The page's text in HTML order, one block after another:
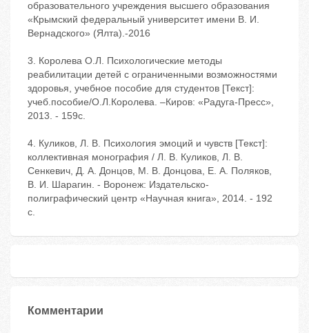
образовательного учреждения высшего образования
«Крымский федеральный университет имени В. И.
Вернадского» (Ялта).-2016
3. Королева О.Л. Психологические методы
реабилитации детей с ограниченными возможностями
здоровья, учебное пособие для студентов [Текст]:
учеб.пособие/О.Л.Королева. –Киров: «Радуга-Пресс»,
2013. - 159с.
4. Куликов, Л. В. Психология эмоций и чувств [Текст]:
коллективная монография / Л. В. Куликов, Л. В.
Сенкевич, Д. А. Донцов, М. В. Донцова, Е. А. Поляков,
В. И. Шарагин. - Воронеж: Издательско-
полиграфический центр «Научная книга», 2014. - 192
с.
Комментарии